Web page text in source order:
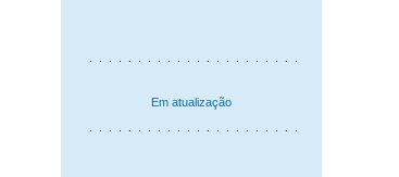
. . . . . . . . . . . . . . . . . . . . . .
Em atualização
. . . . . . . . . . . . . . . . . . . . . .